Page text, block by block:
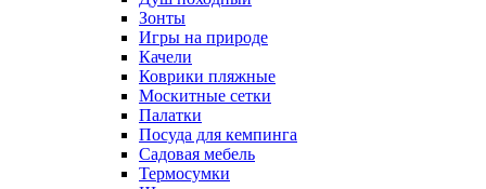
Зонты
Игры на природе
Качели
Коврики пляжные
Москитные сетки
Палатки
Посуда для кемпинга
Садовая мебель
Термосумки